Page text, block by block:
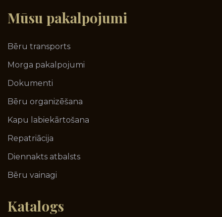
Mūsu pakalpojumi
Bēru transports
Morga pakalpojumi
Dokumenti
Bēru organizēšana
Kapu labiekārtošana
Repatriācija
Diennakts atbalsts
Bēru vainagi
Katalogs